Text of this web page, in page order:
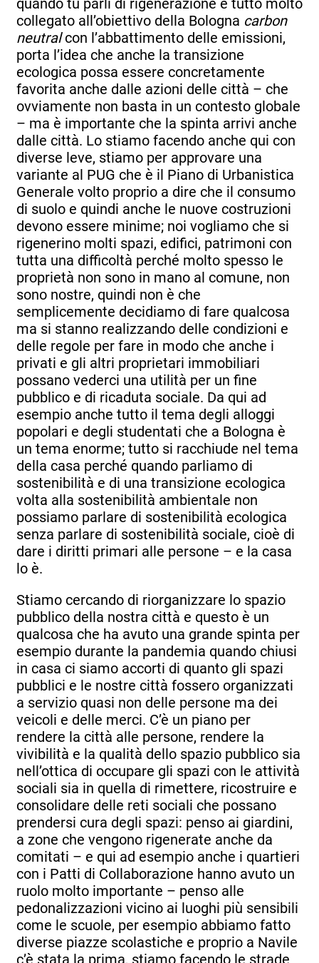
quando tu parli di rigenerazione è tutto molto
collegato all’obiettivo della Bologna carbon
neutralcon l’abbattimento delle emissioni,
porta l’idea che anche la transizione
ecologica possa essere concretamente
favorita anche dalle azioni delle città – che
ovviamente non basta in un contesto globale
– ma è importante che la spinta arrivi anche
dalle città. Lo stiamo facendo anche qui con
diverse leve, stiamo per approvare una
variante al PUG che è il Piano di Urbanistica
Generale volto proprio a dire che il consumo
di suolo e quindi anche le nuove costruzioni
devono essere minime; noi vogliamo che si
rigenerino molti spazi, edifici, patrimoni con
tutta una difficoltà perché molto spesso le
proprietà non sono in mano al comune, non
sono nostre, quindi non è che
semplicemente decidiamo di fare qualcosa
ma si stanno realizzando delle condizioni e
delle regole per fare in modo che anche i
privati e gli altri proprietari immobiliari
possano vederci una utilità per un fine
pubblico e di ricaduta sociale. Da qui ad
esempio anche tutto il tema degli alloggi
popolari e degli studentati che a Bologna è
un tema enorme; tutto si racchiude nel tema
della casa perché quando parliamo di
sostenibilità e di una transizione ecologica
volta alla sostenibilità ambientale non
possiamo parlare di sostenibilità ecologica
senza parlare di sostenibilità sociale, cioè di
dare i diritti primari alle persone – e la casa
lo è.
Stiamo cercando di riorganizzare lo spazio
pubblico della nostra città e questo è un
qualcosa che ha avuto una grande spinta per
esempio durante la pandemia quando chiusi
in casa ci siamo accorti di quanto gli spazi
pubblici e le nostre città fossero organizzati
a servizio quasi non delle persone ma dei
veicoli e delle merci. C’è un piano per
rendere la città alle persone, rendere la
vivibilità e la qualità dello spazio pubblico sia
nell’ottica di occupare gli spazi con le attività
sociali sia in quella di rimettere, ricostruire e
consolidare delle reti sociali che possano
prendersi cura degli spazi: penso ai giardini,
a zone che vengono rigenerate anche da
comitati – e qui ad esempio anche i quartieri
con i Patti di Collaborazione hanno avuto un
ruolo molto importante – penso alle
pedonalizzazioni vicino ai luoghi più sensibili
come le scuole, per esempio abbiamo fatto
diverse piazze scolastiche e proprio a Navile
c’è stata la prima, stiamo facendo le strade